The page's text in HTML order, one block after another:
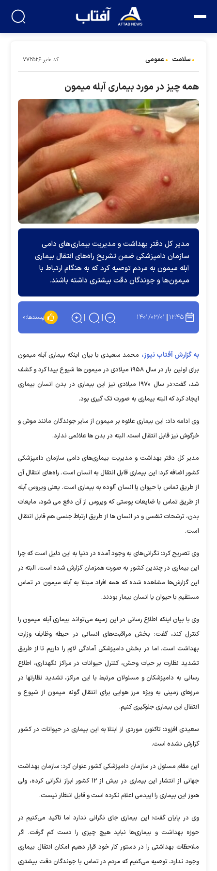
سلامت عمومی کد خبر:۷۷۲۵۲۶
همه چیز در مورد بیماری آبله میمون
مدیر کل دفتر بهداشت و مدیریت بیماری‌های دامی
سازمان دامپزشکی ضمن تشریح راه‌های انتقال بیماری
آبله میمون به مردم توصیه کرد که به هنگام ارتباط با
میمون‌ها و جوندگان دقت بیشتری داشته باشند.
۱۲:۴۵ ۱۴۰۱/۰۳/۰۱ پسندها:۰
به گزارش آفتاب نیوز، محمد سعیدی با بیان اینکه بیماری آبله میمون
برای اولین بار در سال ۱۹۵۸ میلادی در میمون ها شیوع پیدا کرد و کشف
شد، گفت:در سال ۱۹۷۰ میلادی نیز این بیماری در بدن‌ انسان بیماری
ایجاد کرد که البته بیماری به صورت تک گیری بود.
وی ادامه داد: این بیماری علاوه بر میمون از سایر جوندگان مانند موش و
خرگوش نیز قابل انتقال است. البته در بدن ها علائمی ندارد.
مدیر کل دفتر بهداشت و مدیریت بیماری‌های دامی سازمان دامپزشکی
کشور اضافه کرد: این بیماری قابل انتقال به انسان است. راه‌های انتقال آن
از طریق تماس با حیوان یا انسان آلوده به بیماری است. یعنی ویروس آبله
از طریق تماس با ضایعات پوستی که ویروس از آن دفع می شود، مایعات
بدن، ترشحات تنفسی و در انسان ها از طریق ارتباط جنسی هم قابل انتقال
است.
وی تصریح کرد: نگرانی‌های به وجود آمده در دنیا به این دلیل است که چرا
این بیماری در چندین کشور به صورت همزمان گزارش شده است. البته در
این گزارش‌ها مشاهده شده که همه افراد مبتلا به آبله میمون در تماس
مستقیم با حیوان یا انسان بیمار بودند.
وی با بیان اینکه اطلاع رسانی در این زمینه می‌تواند بیماری آبله میمون را
کنترل کند، گفت: بخش مراقبت‌های انسانی در حیطه وظایف وزارت
بهداشت است. اما در بخش دامپزشکی آمادگی لازم را داریم تا از طریق
تشدید نظارت بر حیات وحش، کنترل حیوانات در مراکز نگهداری، اطلاع
رسانی به دامپزشکان و مسئولان مرتبط با این مراکز، تشدید نظارتها در
مرزهای زمینی به ویژه مرز هوایی برای انتقال گونه میمون از شیوع و
انتقال این بیماری جلوگیری کنیم.
سعیدی افزود: تاکنون موردی از ابتلا به این بیماری در حیوانات در کشور
گزارش نشده است.
این مقام مسئول در سازمان دامپزشکی کشور عنوان کرد: سازمان بهداشت
جهانی از انتشار این بیماری در بیش از ۱۲ کشور ابراز نگرانی کرده، ولی
هنوز این بیماری را اپیدمی اعلام نکرده است و قابل انتظار نیست.
وی در پایان گفت: این بیماری جای نگرانی ندارد اما تاکید می‌کنیم در
حوزه بهداشت و بیماری‌ها نباید هیچ چیزی را دست کم گرفت. اگر
ملاحظات بهداشتی را در دستور کار خود قرار دهیم امکان انتقال بیماری
وجود ندارد. توصیه می‌کنیم که مردم در تماس با جوندگان دقت بیشتری